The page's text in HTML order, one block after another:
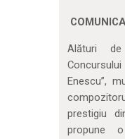
Alături de
Enescu”,
prestigiu
propune